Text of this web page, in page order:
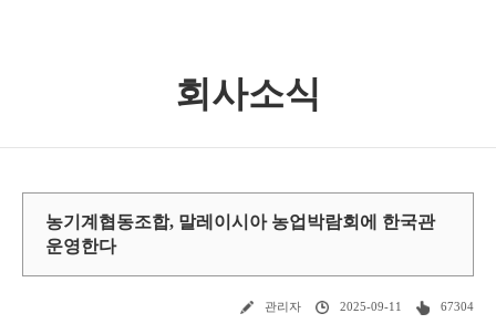
회사소식
농기계협동조합, 말레이시아 농업박람회에 한국관
운영한다
관리자 2025-09-11 67304